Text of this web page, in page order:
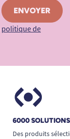
politique de
6000
Des produits